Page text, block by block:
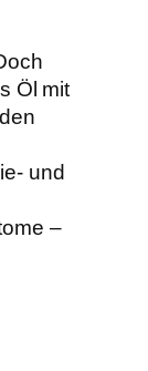
Öl mit
und
–